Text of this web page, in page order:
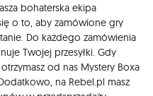
bohaterska ekipa
o to, aby zamówione gry
Do każdego zamówienia
Twojej przesyłki. Gdy
od nas Mystery Boxa
Dodatkowo, na Rebel.pl masz